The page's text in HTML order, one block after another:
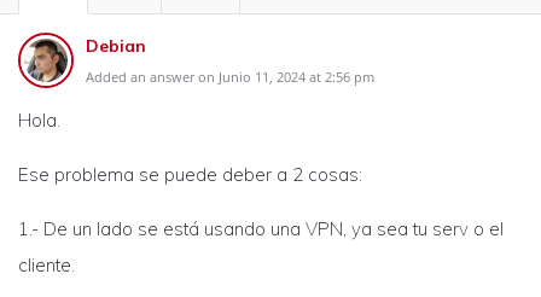
Debian
Added an answer on Junio 11, 2024 at 2:56 pm
Hola.
Ese problema se puede deber a 2 cosas:
1.- De un lado se está usando una VPN, ya sea tu serv o el
cliente.